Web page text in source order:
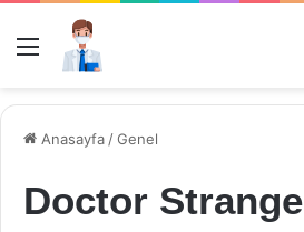
Menü
Anasayfa /Genel
Doctor Strange